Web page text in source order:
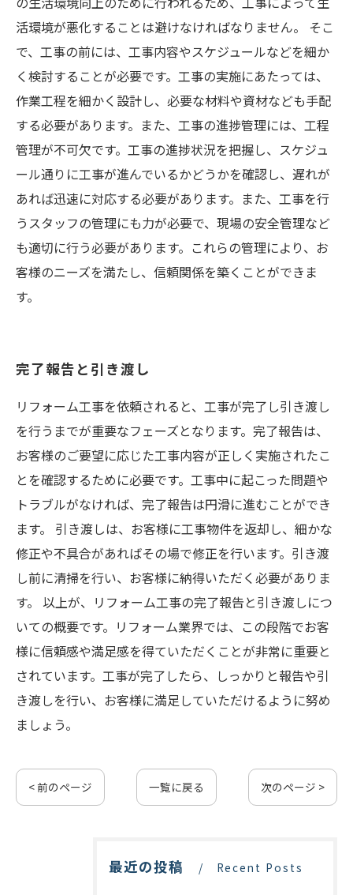
活環境が悪化することは避けなければなりません。 そこ
で、工事の前には、工事内容やスケジュールなどを細か
く検討することが必要です。工事の実施にあたっては、
作業工程を細かく設計し、必要な材料や資材なども手配
する必要があります。また、工事の進捗管理には、工程
管理が不可欠です。工事の進捗状況を把握し、スケジュ
ール通りに工事が進んでいるかどうかを確認し、遅れが
あれば迅速に対応する必要があります。また、工事を行
うスタッフの管理にも力が必要で、現場の安全管理など
も適切に行う必要があります。これらの管理により、お
客様のニーズを満たし、信頼関係を築くことができま
す。
完了報告と引き渡し
リフォーム工事を依頼されると、工事が完了し引き渡し
を行うまでが重要なフェーズとなります。完了報告は、
お客様のご要望に応じた工事内容が正しく実施されたこ
とを確認するために必要です。工事中に起こった問題や
トラブルがなければ、完了報告は円滑に進むことができ
ます。 引き渡しは、お客様に工事物件を返却し、細かな
修正や不具合があればその場で修正を行います。引き渡
し前に清掃を行い、お客様に納得いただく必要がありま
す。 以上が、リフォーム工事の完了報告と引き渡しにつ
いての概要です。リフォーム業界では、この段階でお客
様に信頼感や満足感を得ていただくことが非常に重要と
されています。工事が完了したら、しっかりと報告や引
き渡しを行い、お客様に満足していただけるように努め
ましょう。
< 前のページ 一覧に戻る 次のページ >
最近の投稿 Recent Posts